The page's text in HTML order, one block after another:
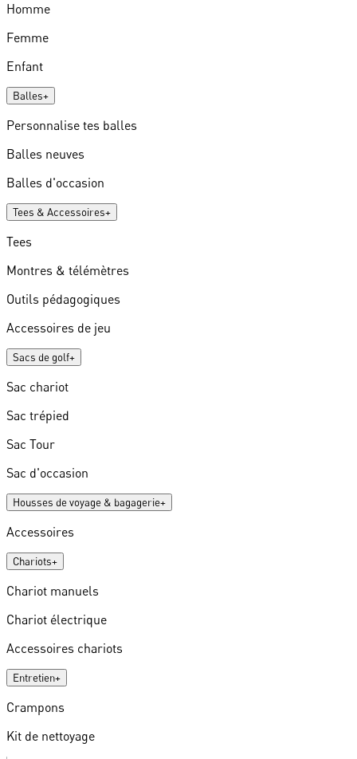
Homme
Femme
Enfant
Balles+
Personnalise tes balles
Balles neuves
Balles d'occasion
Tees & Accessoires+
Tees
Montres & télémètres
Outils pédagogiques
Accessoires de jeu
Sacs de golf+
Sac chariot
Sac trépied
Sac Tour
Sac d'occasion
Housses de voyage & bagagerie+
Accessoires
Chariots+
Chariot manuels
Chariot électrique
Accessoires chariots
Entretien+
Crampons
Kit de nettoyage